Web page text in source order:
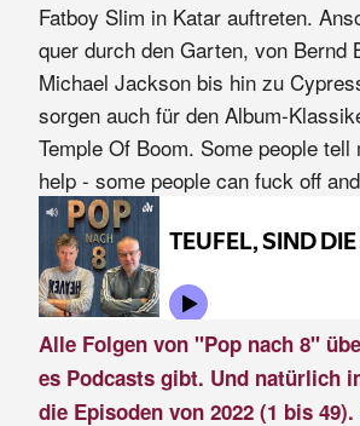
Fatboy Slim in Katar auftreten.
quer durch den Garten, von Bernd
Michael Jackson bis hin zu
sorgen auch für den Album-
Temple Of Boom. Some people tell
help - some people can fuck off
Alle Folgen von "Pop nach 8"
es Podcasts gibt. Und natürlich
die Episoden von 2022 (1 bis 49).